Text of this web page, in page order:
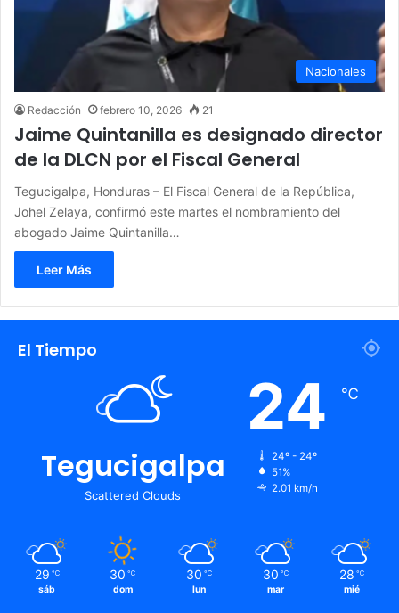
Nacionales
Redacción febrero 10, 2026 21
Jaime Quintanilla es designado director
de la DLCN por el Fiscal General
Tegucigalpa, Honduras – El Fiscal General de la República,
Johel Zelaya, confirmó este martes el nombramiento del
abogado Jaime Quintanilla…
Leer Más
El Tiempo
Tegucigalpa
Scattered Clouds
24 ℃
24º - 24º
51%
2.01 km/h
29 ℃
sáb
30 ℃
dom
30 ℃
lun
30 ℃
mar
28 ℃
mié